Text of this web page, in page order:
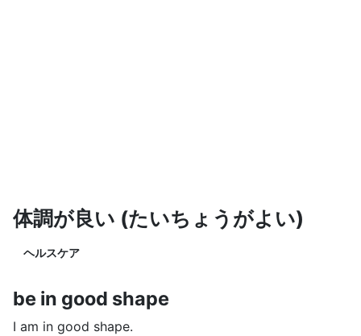
体調が良い (たいちょうがよい)
ヘルスケア
be in good shape
I am in good shape.